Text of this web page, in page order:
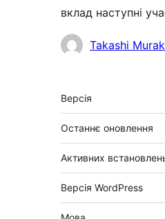
вклад наступні
Учасники
Takashi
Мета
Версія
Останнє оновлення
Активних
Версія WordPress